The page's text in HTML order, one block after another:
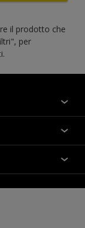
il prodotto che
per